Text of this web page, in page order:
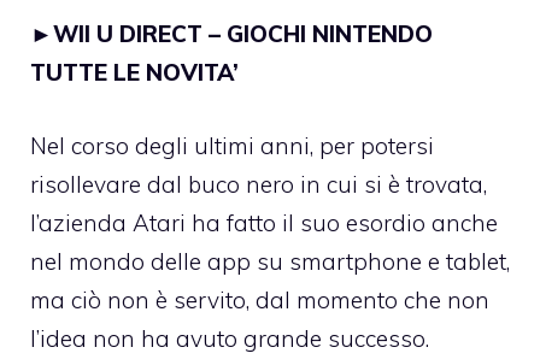
►WII U DIRECT – GIOCHI NINTENDO
TUTTE LE NOVITA’
Nel corso degli ultimi anni, per potersi
risollevare dal buco nero in cui si è trovata,
l’azienda Atari ha fatto il suo esordio anche
nel mondo delle app su smartphone e tablet,
ma ciò non è servito, dal momento che non
l’idea non ha avuto grande successo.